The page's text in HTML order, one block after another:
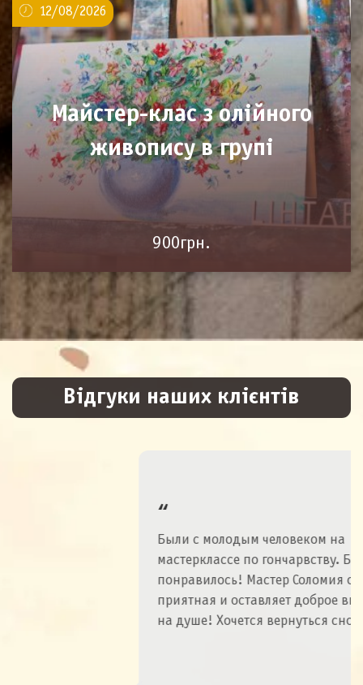
12/08/2026
Майстер-клас з олійного
живопису в групі
900грн.
Відгуки наших клієнтів
Были с молодым человеком на
мастерклассе по гончарвству. Безумно
понравилось! Мастер Соломия очень
приятная и оставляет доброе впечатление
на душе! Хочется вернуться снова